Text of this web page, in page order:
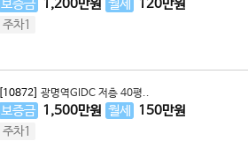
보증금 1,200만원 월세 120만원
주차1
[10872] 광명역GIDC 저층 40평..
보증금 1,500만원 월세 150만원
주차1